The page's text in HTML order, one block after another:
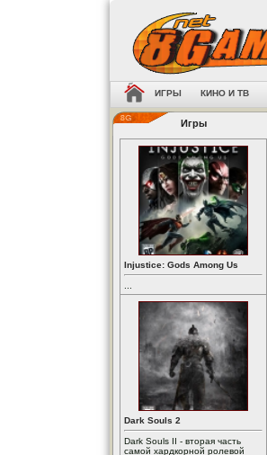
ИГРЫ КИНО И ТВ
Игры
Injustice: Gods Among Us
Dark Souls 2
Dark Souls II - вторая часть
самой хардкорной ролевой